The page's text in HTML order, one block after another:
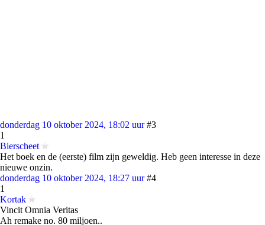
donderdag 10 oktober 2024, 18:02 uur #3
1
Bierscheet
Het boek en de (eerste) film zijn geweldig. Heb geen interesse in deze
nieuwe onzin.
donderdag 10 oktober 2024, 18:27 uur #4
1
Kortak
Vincit Omnia Veritas
Ah remake no. 80 miljoen..